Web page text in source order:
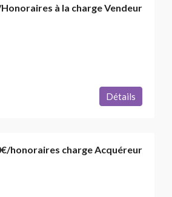
à la charge Vendeur
Détails
/honoraires charge Acquéreur
/par mois
meublée